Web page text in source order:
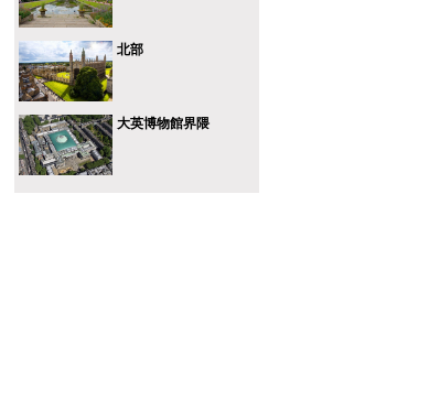
北部
大英博物館界隈